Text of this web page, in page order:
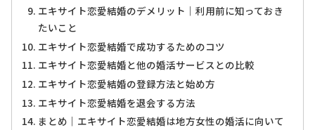
エキサイト恋愛結婚のデメリット｜利用前に知っておき
たいこと
エキサイト恋愛結婚で成功するためのコツ
エキサイト恋愛結婚と他の婚活サービスとの比較
エキサイト恋愛結婚の登録方法と始め方
エキサイト恋愛結婚を退会する方法
まとめ｜エキサイト恋愛結婚は地方女性の婚活に向いて